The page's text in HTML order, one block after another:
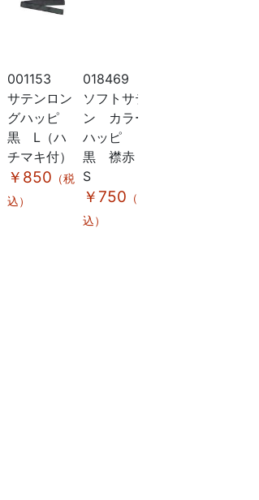
001153
サテンロン
グハッピ
黒 L（ハ
チマキ付）
￥850 （税
込）
018469
ソフトサテ
ン カラー
ハッピ
黒 襟赤
S
￥750 （税
込）